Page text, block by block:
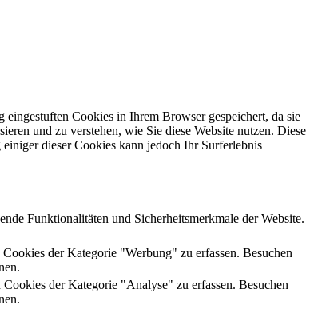
Cookies in Ihrem Browser gespeichert, da sie
und zu verstehen, wie Sie diese Website nutzen. Diese
dieser Cookies kann jedoch Ihr Surferlebnis
Funktionalitäten und Sicherheitsmerkmale der Website.
der Kategorie "Werbung" zu erfassen. Besuchen
der Kategorie "Analyse" zu erfassen. Besuchen